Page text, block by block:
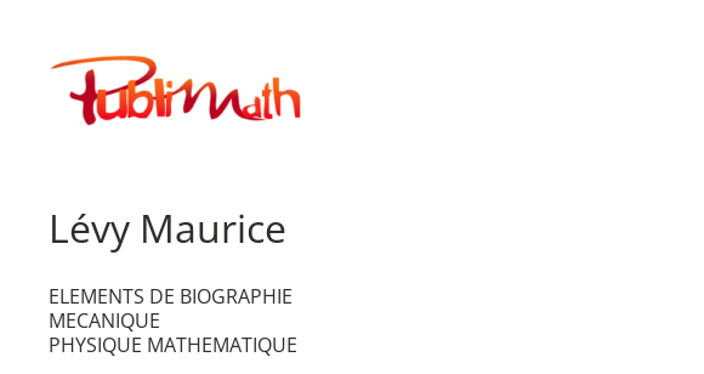
contenuPublimath
Lévy Maurice
ELEMENTS DE BIOGRAPHIE
MECANIQUE
PHYSIQUE MATHEMATIQUE